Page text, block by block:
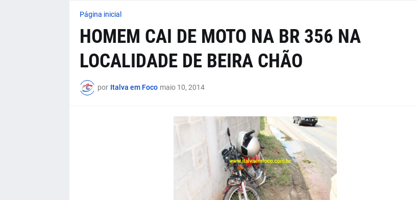
Página inicial
HOMEM CAI DE MOTO NA BR 356 NA
LOCALIDADE DE BEIRA CHÃO
por Italva em Foco maio 10, 2014